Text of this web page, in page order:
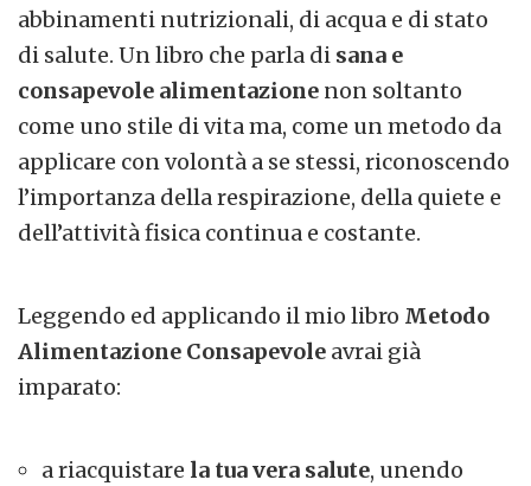
abbinamenti nutrizionali, di acqua e di stato
di salute. Un libro che parla di sana e
consapevole alimentazione non soltanto
come uno stile di vita ma, come un metodo da
applicare con volontà a se stessi, riconoscendo
l’importanza della respirazione, della quiete e
dell’attività fisica continua e costante.
Leggendo ed applicando il mio libro Metodo
Alimentazione Consapevole avrai già
imparato:
a riacquistare la tua vera salute, unendo